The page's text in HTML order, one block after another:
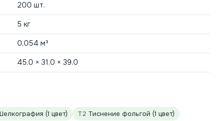
200 шт.
5 кг
0,054 м³
45.0 × 31.0 × 39.0
(1 цвет) T2 Тиснение фольгой (1 цвет)